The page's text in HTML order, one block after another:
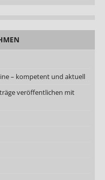
– kompetent und aktuell
veröffentlichen mit